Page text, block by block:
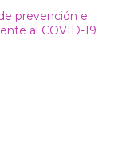
prevención e
al COVID-19